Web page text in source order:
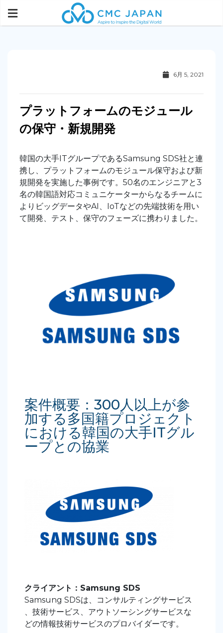
6月 5, 2021
プラットフォームのモジュール
の保守・新規開発
韓国の大手ITグループであるSamsung SDS社と連
携し、プラットフォームのモジュール保守および新
規開発を実施した事例です。50名のエンジニアと3
名の韓国語対応コミュニケーターからなるチームに
よりビッグデータやAI、IoTなどの先端技術を用い
て開発、テスト、保守のフェーズに携わりました。
案件概要：300人以上が参
加する多国籍プロジェクト
における韓国の大手ITグル
ープとの協業
クライアント：Samsung SDS
Samsung SDSは、コンサルティングサービス
、技術サービス、アウトソーシングサービスな
どの情報技術サービスのプロバイダーです。